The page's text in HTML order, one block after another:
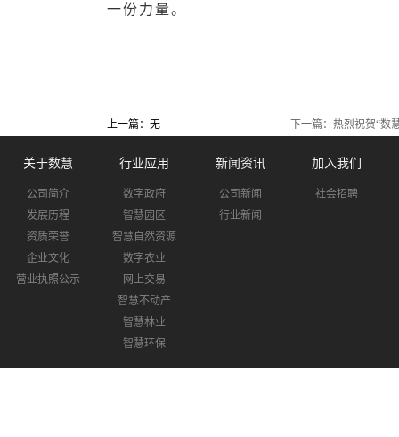
一份力量。
上一篇：无 下一篇： 热烈祝贺“数
关于数慧
公司简介
发展历程
资质荣誉
企业文化
营业执照公示
行业应用
数字政府
智慧园区
智慧自然资源
数字农业
网上交易
智慧不动产
智慧林业
智慧环保
新闻资讯
公司新闻
行业新闻
加入我们
社会招聘